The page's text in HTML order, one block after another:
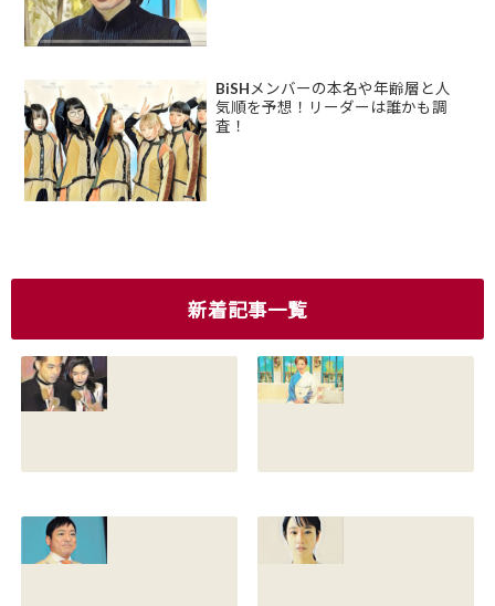
BiSHメンバーの本名や年齢層と人
気順を予想！リーダーは誰かも調
査！
新着記事一覧
との離婚理由や再
婚相手はいるのか
についても調査
前の読み方や本名
と芸名の由来も調